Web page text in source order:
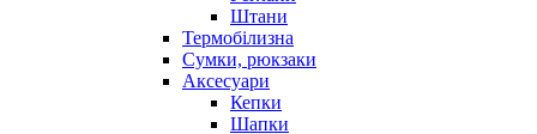
Штани
Термобілизна
Сумки, рюкзаки
Аксесуари
Кепки
Шапки